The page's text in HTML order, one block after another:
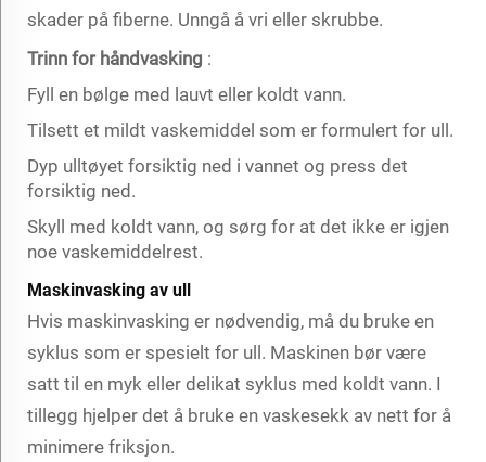
skader på fiberne. Unngå å vri eller skrubbe.
Trinn for håndvasking :
Fyll en bølge med lauvt eller koldt vann.
Tilsett et mildt vaskemiddel som er formulert for ull.
Dyp ulltøyet forsiktig ned i vannet og press det
forsiktig ned.
Skyll med koldt vann, og sørg for at det ikke er igjen
noe vaskemiddelrest.
Maskinvasking av ull
Hvis maskinvasking er nødvendig, må du bruke en
syklus som er spesielt for ull. Maskinen bør være
satt til en myk eller delikat syklus med koldt vann. I
tillegg hjelper det å bruke en vaskesekk av nett for å
minimere friksjon.